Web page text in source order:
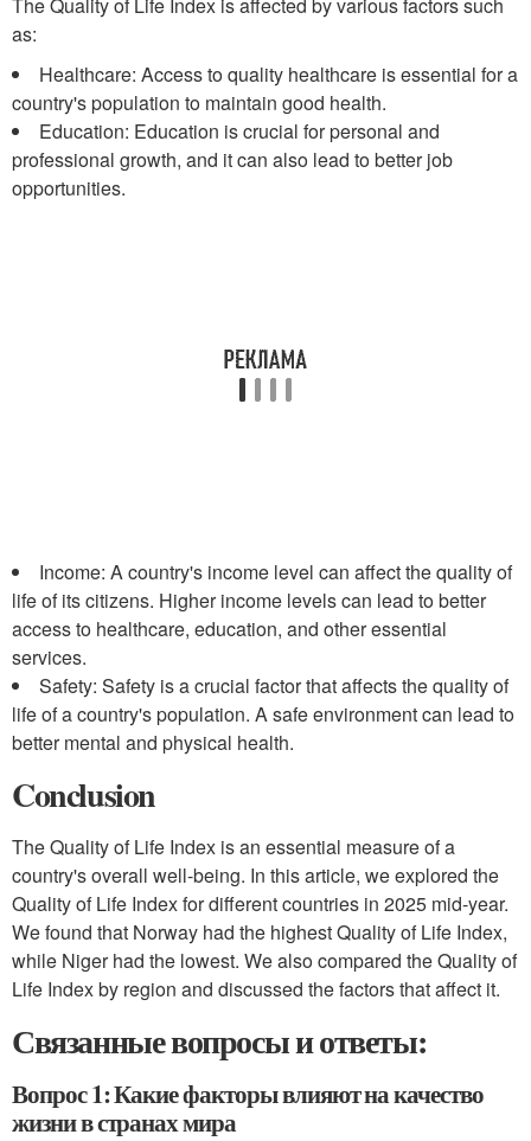
as:
Healthcare: Access to quality healthcare is essential for a
country's population to maintain good health.
Education: Education is crucial for personal and
professional growth, and it can also lead to better job
opportunities.
Income: A country's income level can affect the quality of
life of its citizens. Higher income levels can lead to better
access to healthcare, education, and other essential
services.
Safety: Safety is a crucial factor that affects the quality of
life of a country's population. A safe environment can lead to
better mental and physical health.
Conclusion
The Quality of Life Index is an essential measure of a
country's overall well-being. In this article, we explored the
Quality of Life Index for different countries in 2025 mid-year.
We found that Norway had the highest Quality of Life Index,
while Niger had the lowest. We also compared the Quality of
Life Index by region and discussed the factors that affect it.
Связанные вопросы и ответы:
Вопрос 1: Какие факторы влияют на качество
жизни в странах мира